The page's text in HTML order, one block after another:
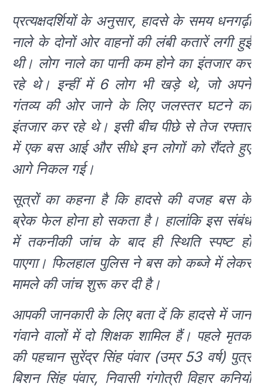
प्रत्यक्षदर्शियों के अनुसार, हादसे के समय धनगढ़ी
नाले के दोनों ओर वाहनों की लंबी कतारें लगी हुई
थी। लोग नाले का पानी कम होने का इंतजार कर
रहे थे। इन्हीं में 6 लोग भी खड़े थे, जो अपने
गंतव्य की ओर जाने के लिए जलस्तर घटने का
इंतजार कर रहे थे। इसी बीच पीछे से तेज रफ्तार
में एक बस आई और सीधे इन लोगों को रौंदते हुए
आगे निकल गई।
सूत्रों का कहना है कि हादसे की वजह बस के
ब्रेक फेल होना हो सकता है। हालांकि इस संबंध
में तकनीकी जांच के बाद ही स्थिति स्पष्ट हो
पाएगा। फिलहाल पुलिस ने बस को कब्जे में लेकर
मामले की जांच शुरू कर दी है।
आपकी जानकारी के लिए बता दें कि हादसे में जान
गंवाने वालों में दो शिक्षक शामिल हैं। पहले मृतक
की पहचान सुरेंद्र सिंह पंवार (उम्र 53 वर्ष) पुत्र
बिशन सिंह पंवार, निवासी गंगोत्री विहार कनियाँ